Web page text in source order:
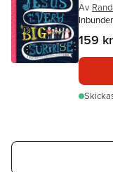
Av
159 kr